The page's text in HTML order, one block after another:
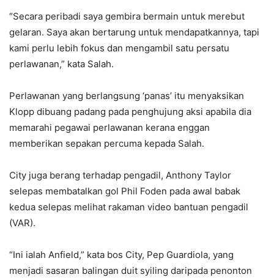
“Secara peribadi saya gembira bermain untuk merebut
gelaran. Saya akan bertarung untuk mendapatkannya, tapi
kami perlu lebih fokus dan mengambil satu persatu
perlawanan,” kata Salah.
Perlawanan yang berlangsung ‘panas’ itu menyaksikan
Klopp dibuang padang pada penghujung aksi apabila dia
memarahi pegawai perlawanan kerana enggan
memberikan sepakan percuma kepada Salah.
City juga berang terhadap pengadil, Anthony Taylor
selepas membatalkan gol Phil Foden pada awal babak
kedua selepas melihat rakaman video bantuan pengadil
(VAR).
“Ini ialah Anfield,” kata bos City, Pep Guardiola, yang
menjadi sasaran balingan duit syiling daripada penonton